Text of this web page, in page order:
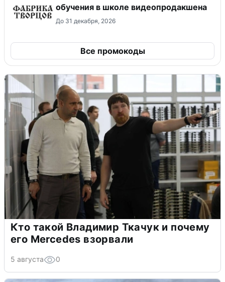
обучения в школе видеопродакшена
До 31 декабря, 2026
Все промокоды
Кто такой Владимир Ткачук и почему
его Mercedes взорвали
5 августа 0